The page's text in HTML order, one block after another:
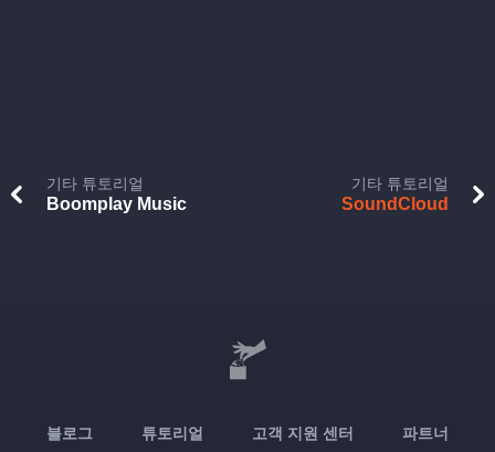
기타 튜토리얼
Boomplay Music
기타 튜토리얼
SoundCloud
블로그 튜토리얼 고객 지원 센터 파트너